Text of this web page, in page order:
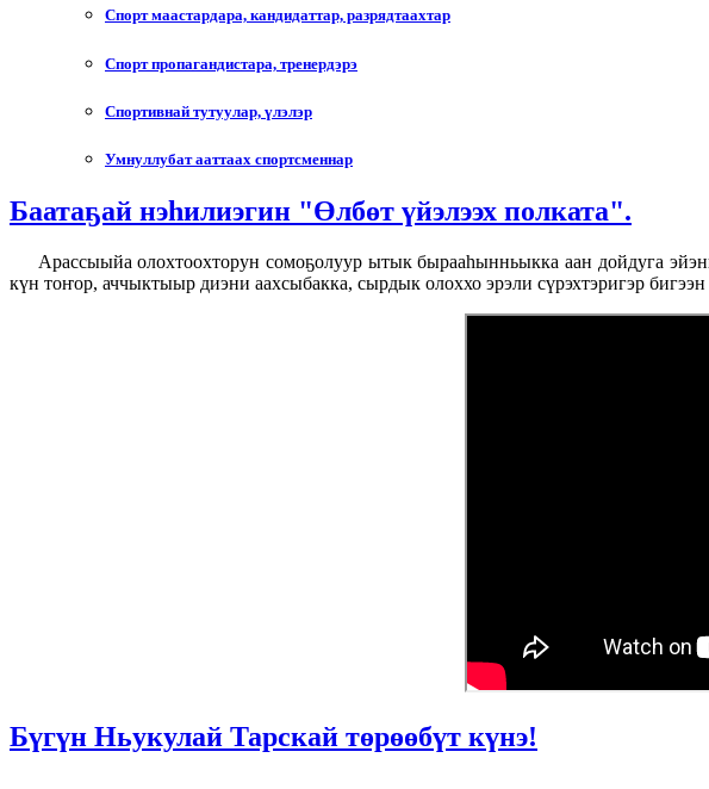
Спорт маастардара, кандидаттар, разрядтаахтар
Спорт пропагандистара, тренердэрэ
Спортивнай тутуулар, үлэлэр
Умнуллубат ааттаах спортсменнар
Баатаҕай нэһилиэгин "Өлбөт үйэлээх полката".
Арассыыйа олохтоохторун сомоҕолуур ытык бырааһынньыкка аан дойдуга
күн тоҥор, аччыктыыр диэни аахсыбакка, сырдык олоххо эрэли сүрэхтэригэр
Бүгүн Ньукулай Тарскай төрөөбүт күнэ!